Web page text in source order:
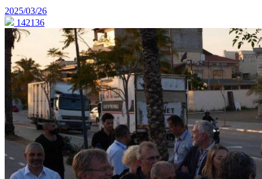
2025/03/26
142136